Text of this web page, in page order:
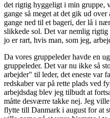
det rigtig hyggeligt i min gruppe,
gange så meget at det gik ud
gange ned til et bageri, der lå i
slikkede sol. Det var nemlig
jo er rart, hvis man, som jeg,
Da vores gruppeleder havde en
gruppeleder. Det var nu ikke så
arbejder" til leder, det eneste var
redskaber var på rette plads ved
arbejdsdag blev jeg tilbudt at
måtte desværre takke nej. Jeg
flytte till Danmark i august for at